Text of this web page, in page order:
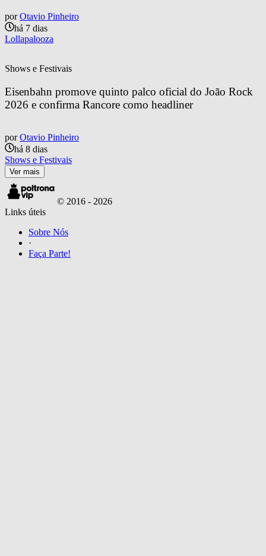
por Otavio Pinheiro
há 7 dias
Lollapalooza
Shows e Festivais
Eisenbahn promove quinto palco oficial do João Rock
2026 e confirma Rancore como headliner
por Otavio Pinheiro
há 8 dias
Shows e Festivais
Ver mais
© 2016 - 2026
Links úteis
Sobre Nós
·
Faça Parte!